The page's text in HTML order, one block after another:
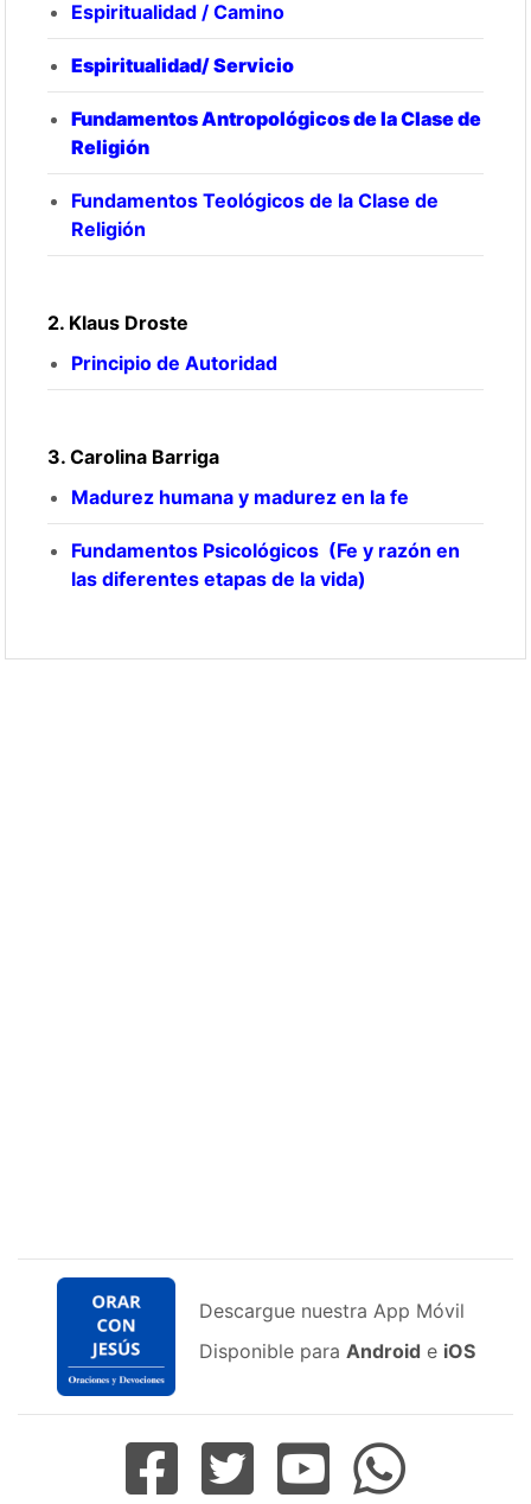
Espiritualidad / Camino
Espiritualidad/ Servicio
Fundamentos Antropológicos de la Clase de
Religión
Fundamentos Teológicos de la Clase de
Religión
2. Klaus Droste
Principio de Autoridad
3. Carolina Barriga
Madurez humana y madurez en la fe
Fundamentos Psicológicos (Fe y razón en
las diferentes etapas de la vida)
Descargue nuestra App Móvil
Disponible para Android e iOS